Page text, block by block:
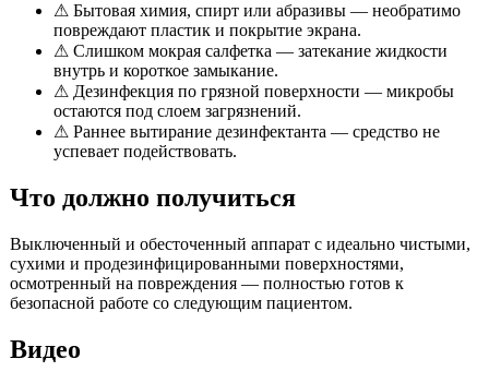
⚠ Бытовая химия, спирт или абразивы — необратимо
повреждают пластик и покрытие экрана.
⚠ Слишком мокрая салфетка — затекание жидкости
внутрь и короткое замыкание.
⚠ Дезинфекция по грязной поверхности — микробы
остаются под слоем загрязнений.
⚠ Раннее вытирание дезинфектанта — средство не
успевает подействовать.
Что должно получиться
Выключенный и обесточенный аппарат с идеально чистыми,
сухими и продезинфицированными поверхностями,
осмотренный на повреждения — полностью готов к
безопасной работе со следующим пациентом.
Видео